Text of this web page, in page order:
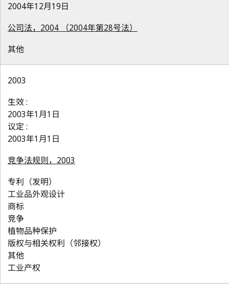
2004年12月19日
公司法，2004 （2004年第28号法）
其他
2003
生效 :
2003年1月1日
议定 :
2003年1月1日
竞争法规则，2003
专利（发明）
工业品外观设计
商标
竞争
植物品种保护
版权与相关权利（邻接权）
其他
工业产权